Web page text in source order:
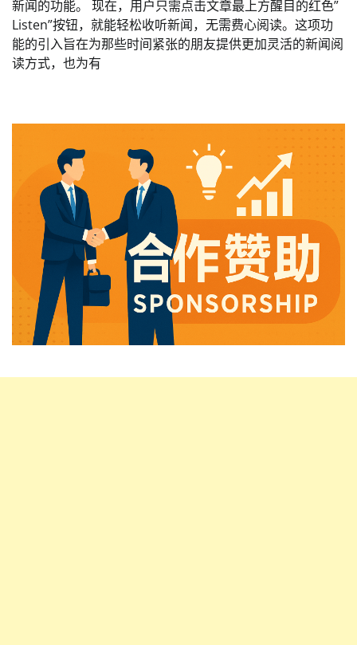
新闻的功能。 现在，用户只需点击文章最上方醒目的红色”
Listen”按钮，就能轻松收听新闻，无需费心阅读。这项功
能的引入旨在为那些时间紧张的朋友提供更加灵活的新闻阅
读方式，也为有